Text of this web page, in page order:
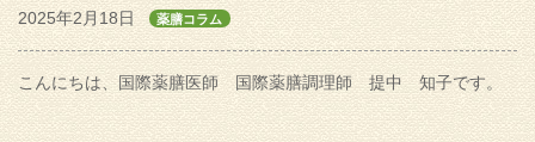
2025年2月18日 薬膳コラム
こんにちは、国際薬膳医師 国際薬膳調理師 提中 知子です。